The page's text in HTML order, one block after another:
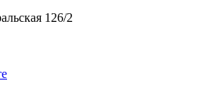
126/2